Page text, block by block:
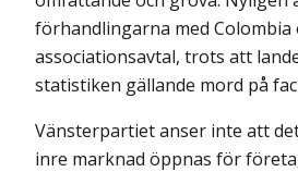
förhandlingarna med
associationsavtal, trots att
statistiken gällande mord på
Vänsterpartiet anser inte att
inre marknad öppnas för